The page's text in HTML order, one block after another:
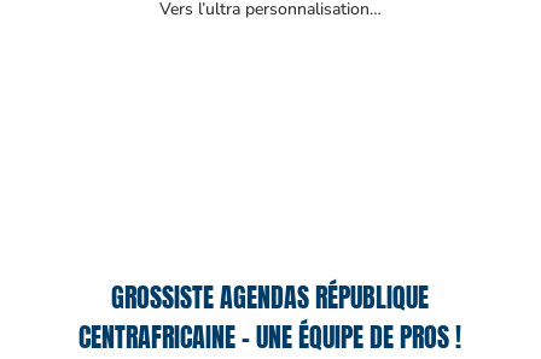
Vers l’ultra personnalisation…
GROSSISTE AGENDAS RÉPUBLIQUE
CENTRAFRICAINE – UNE ÉQUIPE DE PROS !